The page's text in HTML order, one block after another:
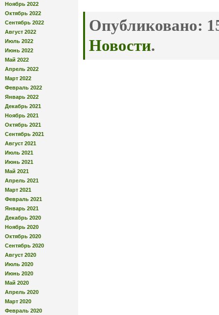
Ноябрь 2022
Октябрь 2022
Сентябрь 2022
Август 2022
Июль 2022
Июнь 2022
Май 2022
Апрель 2022
Март 2022
Февраль 2022
Январь 2022
Декабрь 2021
Ноябрь 2021
Октябрь 2021
Сентябрь 2021
Август 2021
Июль 2021
Июнь 2021
Май 2021
Апрель 2021
Март 2021
Февраль 2021
Январь 2021
Декабрь 2020
Ноябрь 2020
Октябрь 2020
Сентябрь 2020
Август 2020
Июль 2020
Июнь 2020
Май 2020
Апрель 2020
Март 2020
Февраль 2020
Опубликовано:
Новости.